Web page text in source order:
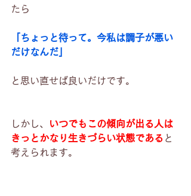
たら
「ちょっと待って。今私は調子が悪い
だけなんだ」
と思い直せば良いだけです。
しかし、
いつでもこの傾向が出る人は
きっとかなり生きづらい状態である と
考えられます。